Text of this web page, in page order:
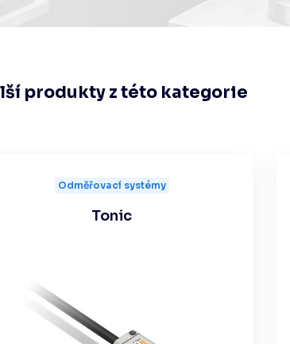
produkty z této kategorie
Odměřovací systémy
Tonic